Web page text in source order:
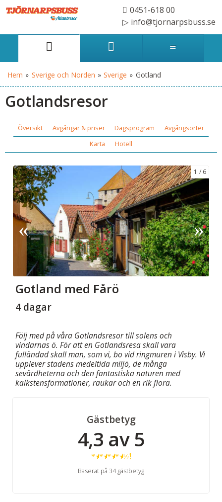
0451-618 00
info@tjornarpsbuss.se
Hem » Sverige och Norden » Sverige » Gotland
Gotlandsresor
Översikt Avgångar & priser Dagsprogram
Avgångsorter
Karta
Hotell
1 6
Gotland med Fårö
4 dagar
Följ med på våra Gotlandsresor till solens och
vindarnas ö. För att en Gotlandsresa skall vara
fulländad skall man, som vi, bo vid ring­muren i Visby. Vi
upplever stadens medeltida miljö, de många
sevärdheterna och den fantastiska naturen med
kalkstensformationer, raukar och en rik flora.
Gästbetyg
4,3 av 5
★★★★ ½
Baserat på 34 gästbetyg